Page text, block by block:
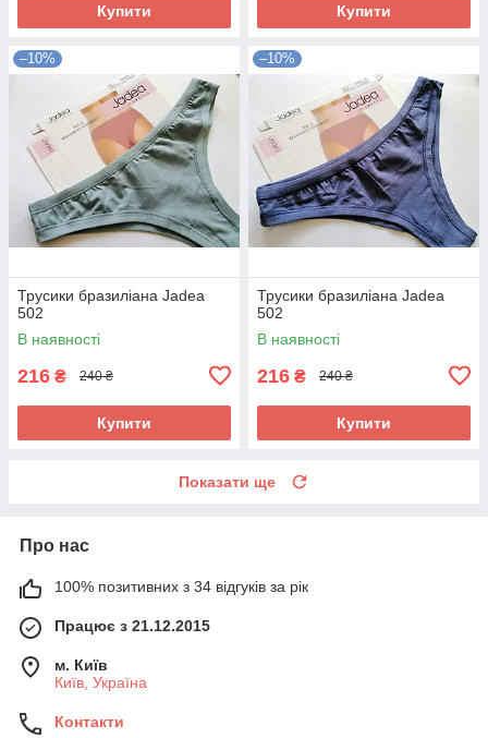
Купити Купити
–10%
Трусики бразиліана Jadea
502
В наявності
216 ₴ 240 ₴
Купити
–10%
Трусики бразиліана Jadea
502
В наявності
216 ₴ 240 ₴
Купити
Показати ще
Про нас
100% позитивних з 34 відгуків за рік
Працює з 21.12.2015
м. Київ
Київ, Україна
Контакти